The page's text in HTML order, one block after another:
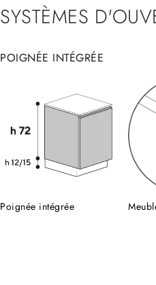
SYSTÈMES
POIGNÉE INTÉGRÉE
Poignée intégrée